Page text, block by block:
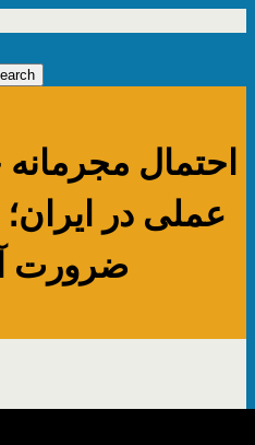
احتمال
عملی در
ضرورت